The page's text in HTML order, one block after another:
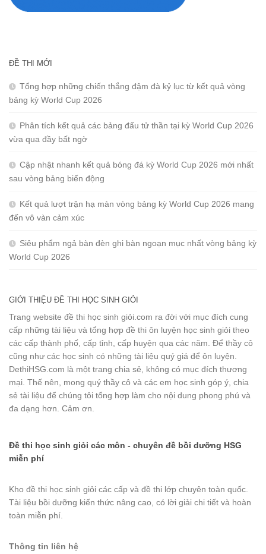
ĐỀ THI MỚI
Tổng hợp những chiến thắng đậm đà kỷ lục từ kết quả vòng
bảng kỳ World Cup 2026
Phân tích kết quả các bảng đấu tử thần tại kỳ World Cup 2026
vừa qua đầy bất ngờ
Cập nhật nhanh kết quả bóng đá kỳ World Cup 2026 mới nhất
sau vòng bảng biến động
Kết quả lượt trận hạ màn vòng bảng kỳ World Cup 2026 mang
đến vô vàn cảm xúc
Siêu phẩm ngả bàn đèn ghi bàn ngoạn mục nhất vòng bảng kỳ
World Cup 2026
GIỚI THIỆU ĐỀ THI HỌC SINH GIỎI
Trang website đề thi học sinh giỏi.com ra đời với mục đích cung
cấp những tài liệu và tổng hợp đề thi ôn luyện học sinh giỏi theo
các cấp thành phố, cấp tỉnh, cấp huyện qua các năm. Để thầy cô
cũng như các học sinh có những tài liệu quý giá để ôn luyện.
DethiHSG.com là một trang chia sẻ, không có mục đích thương
mại. Thế nên, mong quý thầy cô và các em học sinh góp ý, chia
sẻ tài liệu để chúng tôi tổng hợp làm cho nội dung phong phú và
đa dạng hơn. Cảm ơn.
Đề thi học sinh giỏi các môn - chuyên đề bồi dưỡng HSG
miễn phí
Kho đề thi học sinh giỏi các cấp và đề thi lớp chuyên toàn quốc.
Tài liệu bồi dưỡng kiến thức nâng cao, có lời giải chi tiết và hoàn
toàn miễn phí.
Thông tin liên hệ